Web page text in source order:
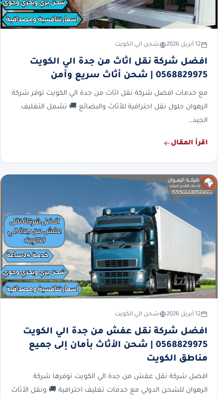
12 أبريل 2026 شحن الي الكويت
افضل شركة نقل اثاث من جدة الي الكويت
0568829975 | شحن أثاث سريع وآمن
مع خدمات افضل شركة نقل اثاث من جدة الي الكويت توفر شركة
الرهوان حلول نقل احترافية للأثاث والبضائع 🚚 تشمل التغليف
الجيد…
اقرأ المقال
12 أبريل 2026 شحن الي الكويت
افضل شركة نقل عفش من جدة الي الكويت
0568829975 | شحن الأثاث بأمان إلى جميع
مناطق الكويت
افضل شركة نقل عفش من جدة الي الكويت توفرها شركة
الرهوان للشحن الدولي مع خدمات تغليف احترافية 🚚 ونقل الأثاث